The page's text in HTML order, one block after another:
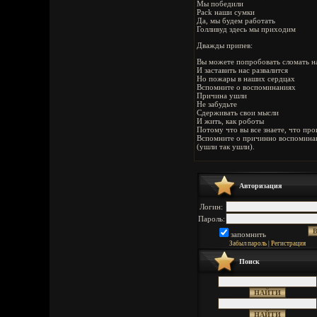
Мы победили
Pack наши сумки
Да, мы будем работать
Голливуд здесь мы приходим
Дважды припев:
Вы можете попробовать сломать
И заставить нас развалится
Но пожары в наших сердцах
Вспомните о воспоминаниях
Причина ушли
Не забудьте
Сдерживать свои мысли
И жить, как роботы
Потому что вы все знаете, что
Вспомните о причинно
(ушли так ушли).
Авторизация
Логин:
Пароль:
запомнить
Забыл пароль Регистрация
Поиск